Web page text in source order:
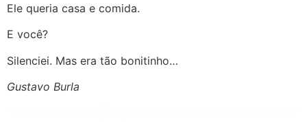
Ele queria casa e comida.
E você?
Silenciei. Mas era tão bonitinho…
Gustavo Burla